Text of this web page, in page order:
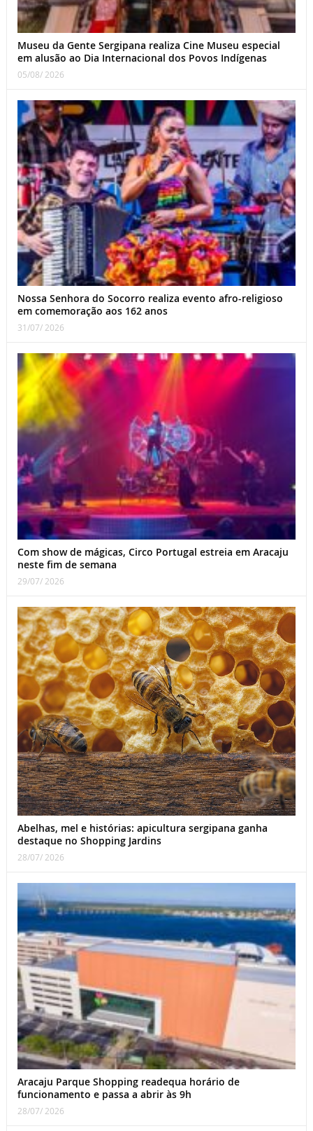
Museu da Gente Sergipana realiza Cine Museu especial
em alusão ao Dia Internacional dos Povos Indígenas
05/08/ 2026
Nossa Senhora do Socorro realiza evento afro-religioso
em comemoração aos 162 anos
31/07/ 2026
Com show de mágicas, Circo Portugal estreia em Aracaju
neste fim de semana
29/07/ 2026
Abelhas, mel e histórias: apicultura sergipana ganha
destaque no Shopping Jardins
28/07/ 2026
Aracaju Parque Shopping readequa horário de
funcionamento e passa a abrir às 9h
28/07/ 2026